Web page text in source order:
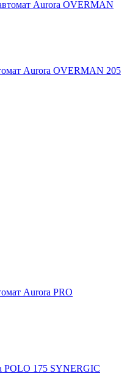
Aurora OVERMAN 205
Aurora PRO